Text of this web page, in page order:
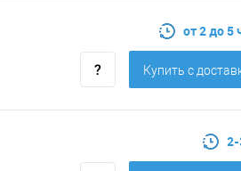
от 2 до 5
Купить c
2-